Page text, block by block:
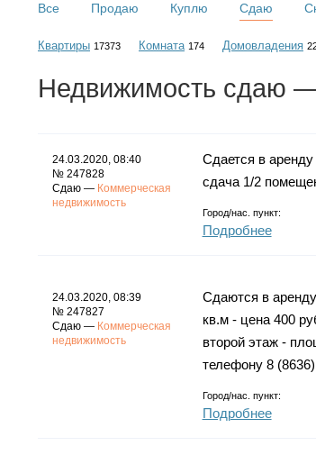
Все Продаю Куплю Сдаю
Квартиры 17373 Комната 174 Домовладения
Недвижимость сдаю —
24.03.2020, 08:40
№ 247828
Сдаю — Коммерческая
недвижимость
Сдается в
сдача 1/2
Город/нас. пункт:
Подробнее
24.03.2020, 08:39
№ 247827
Сдаю — Коммерческая
недвижимость
Сдаются в
кв.м - цена 400
второй этаж -
телефону 8
Город/нас. пункт:
Подробнее